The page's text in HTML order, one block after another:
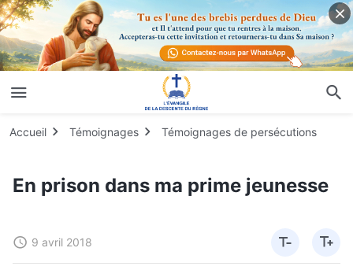
Accueil Témoignages Témoignages de persécutions
En prison dans ma prime jeunesse
9 avril 2018